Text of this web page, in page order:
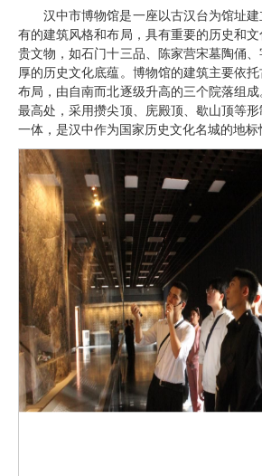
汉中市博物馆是一座以古汉台为馆址
有的建筑风格和布局，具有重要的历史和
贵文物，如石门十三品、陈家营宋墓陶俑
厚的历史文化底蕴。博物馆的建筑主要依
布局，由自南而北逐级升高的三个院落组
最高处，采用攒尖顶、庑殿顶、歇山顶等
一体，是汉中作为国家历史文化名城的地标